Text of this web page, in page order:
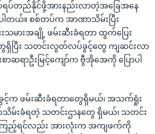
တည်နိုင်ဖို့အားနည်းလာတဲ့အခြေအနေ
တယ်။ စစ်တပ်က အာဏာသိမ်းပြီး
ားအချို့ ဖမ်းဆီးခံရတာ ထွက်ပြေး
ရှိပြီး သတင်းလွတ်လပ်ခွင့်တွေ ကျဆင်းလာ
ရာဦးမြင့်ကျော်က ဗွီအိုအေကို ပြောပါ
က ဖမ်းဆီးခံရတာတွေရှိမယ်၊ အသက်ရှုံး
မ်းခံရတဲ့ သတင်းဌာနတွေ ရှိမယ်၊ သတင်း
ည့်ရင်လည်း အားလုံးက အကျဖက်ကို